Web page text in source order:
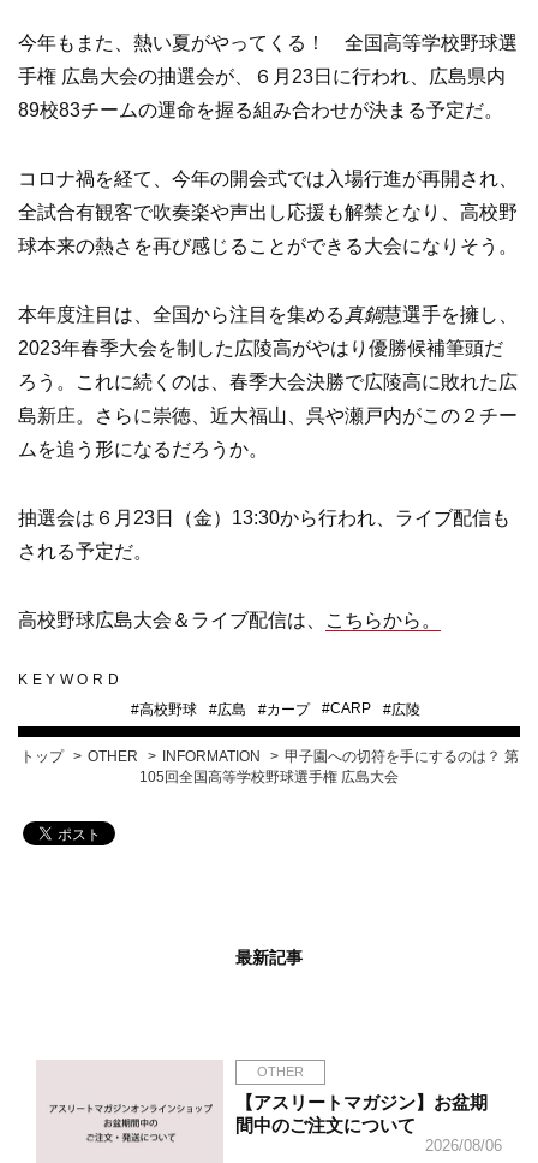
今年もまた、熱い夏がやってくる！ 全国高等学校野球選
手権 広島大会の抽選会が、６月23日に行われ、広島県内
89校83チームの運命を握る組み合わせが決まる予定だ。
コロナ禍を経て、今年の開会式では入場行進が再開され、
全試合有観客で吹奏楽や声出し応援も解禁となり、高校野
球本来の熱さを再び感じることができる大会になりそう。
本年度注目は、全国から注目を集める真鍋慧選手を擁し、
2023年春季大会を制した広陵高がやはり優勝候補筆頭だ
ろう。これに続くのは、春季大会決勝で広陵高に敗れた広
島新庄。さらに崇徳、近大福山、呉や瀬戸内がこの２チー
ムを追う形になるだろうか。
抽選会は６月23日（金）13:30から行われ、ライブ配信も
される予定だ。
高校野球広島大会＆ライブ配信は、 こちらから。
KEYWORD
#高校野球 #広島 #カープ #CARP #広陵
トップ OTHER INFORMATION
甲子園への切符を手にするのは？ 第
105回全国高等学校野球選手権 広島大会
最新記事
OTHER
【アスリートマガジン】お盆期
間中のご注文について
2026/08/06